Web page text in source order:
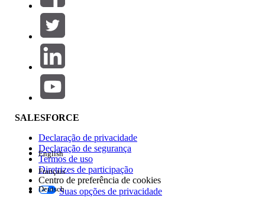
SELECIONAR FILTROS
Área de produtos
Impacto do recurso
Edição
SALESFORCE
Declaração de privacidade
Declaração de segurança
Termos de uso
Diretrizes de participação
Centro de preferência de cookies
Suas opções de privacidade
English
Français
Deutsch